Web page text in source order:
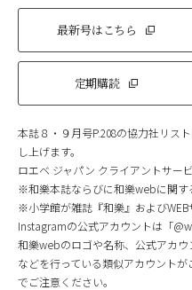
最新号はこちら
定期購読
本誌８・９月号P.208の協力社リス
し上げます。
ロエベ ジャパン クライアントサー
※和樂本誌ならびに和樂webに関す
※小学館が雑誌『和樂』および
Instagramの公式アカウントは「
和樂webのロゴや名称、公式アカ
などを行っている類似アカウント
でご注意ください。